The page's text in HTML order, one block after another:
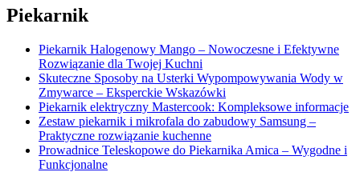
Piekarnik
Piekarnik Halogenowy Mango – Nowoczesne i Efektywne
Rozwiązanie dla Twojej Kuchni
Skuteczne Sposoby na Usterki Wypompowywania Wody w
Zmywarce – Eksperckie Wskazówki
Piekarnik elektryczny Mastercook: Kompleksowe informacje
Zestaw piekarnik i mikrofala do zabudowy Samsung –
Praktyczne rozwiązanie kuchenne
Prowadnice Teleskopowe do Piekarnika Amica – Wygodne i
Funkcjonalne